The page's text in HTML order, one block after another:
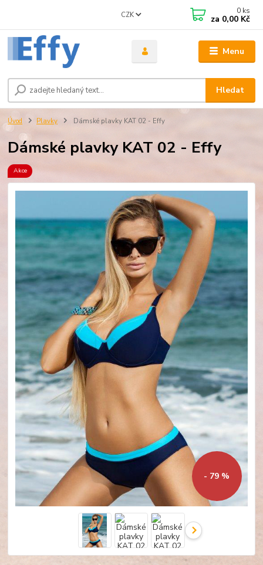
Menu
CZK
Hledat
0 ks
za 0,00 Kč
Úvod Plavky Dámské plavky KAT 02 - Effy
Dámské plavky KAT 02 - Effy
Akce
- 79 %